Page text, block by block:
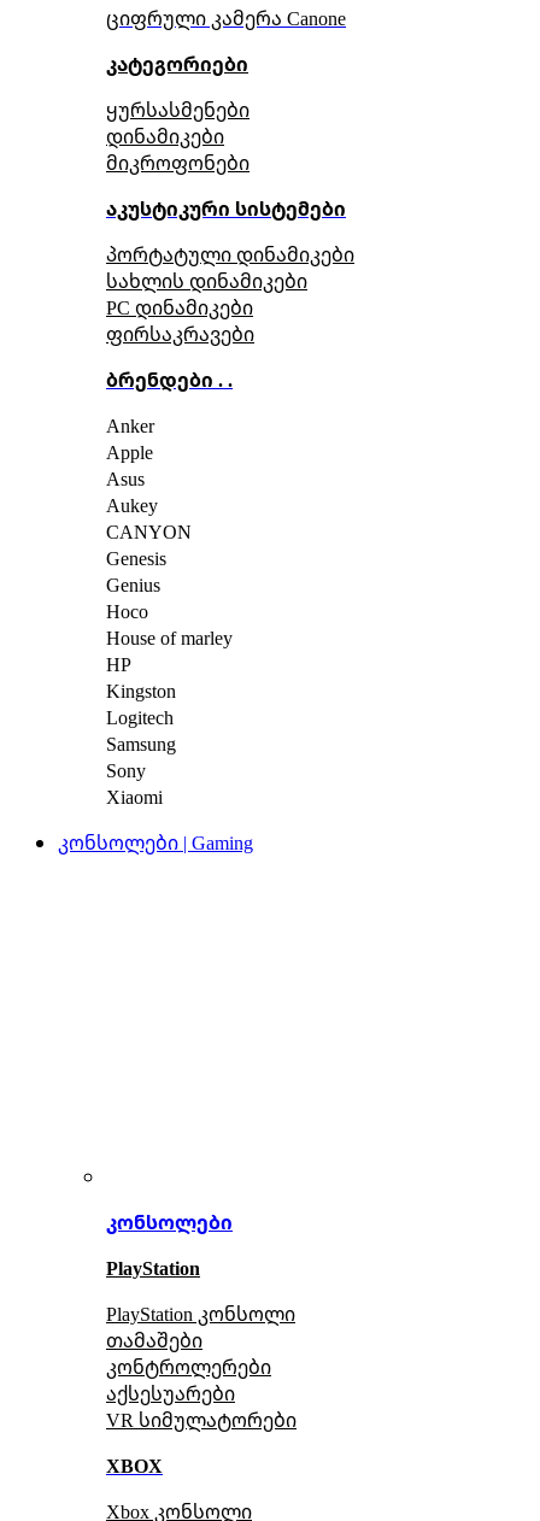
ციფრული კამერა Сanone
კატეგორიები
ყურსასმენები
დინამიკები
მიკროფონები
აკუსტიკური სისტემები
პორტატული დინამიკები
სახლის დინამიკები
PC დინამიკები
ფირსაკრავები
ბრენდები . .
Anker
Apple
Asus
Aukey
CANYON
Genesis
Genius
Hoco
House of marley
HP
Kingston
Logitech
Samsung
Sony
Xiaomi
კონსოლები | Gaming
კონსოლები
PlayStation
PlayStation კონსოლი
თამაშები
კონტროლერები
აქსესუარები
VR სიმულატორები
XBOX
Xbox კონსოლი